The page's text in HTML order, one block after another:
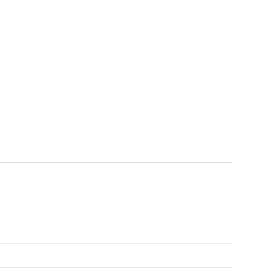
performance, où chaque action est pensée pour
valeur ajoutée,
et marketing,